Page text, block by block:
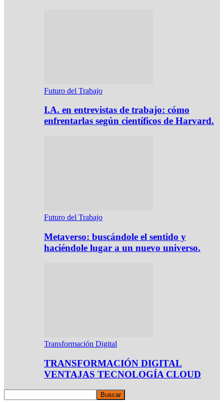
Futuro del Trabajo
I.A. en entrevistas de trabajo: cómo
enfrentarlas según científicos de Harvard.
Futuro del Trabajo
Metaverso: buscándole el sentido y
haciéndole lugar a un nuevo universo.
Transformación Digital
TRANSFORMACIÓN DIGITAL
VENTAJAS TECNOLOGÍA CLOUD